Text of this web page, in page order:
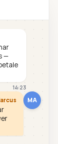
—
14:23
MA